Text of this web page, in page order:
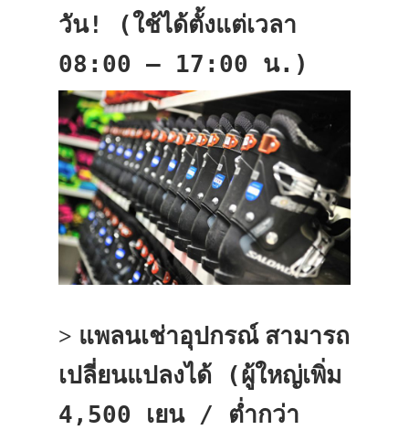
วัน! (ใช้ได้ตั้งแต่เวลา
08:00 – 17:00 น.)
> แพลนเช่าอุปกรณ์ สามารถ
เปลี่ยนแปลงได้ (ผู้ใหญ่เพิ่ม
4,500 เยน / ต่ำกว่า